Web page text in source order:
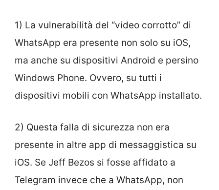
1) La vulnerabilità del “video corrotto” di
WhatsApp era presente non solo su iOS,
ma anche su dispositivi Android e persino
Windows Phone. Ovvero, su tutti i
dispositivi mobili con WhatsApp installato.
2) Questa falla di sicurezza non era
presente in altre app di messaggistica su
iOS. Se Jeff Bezos si fosse affidato a
Telegram invece che a WhatsApp, non